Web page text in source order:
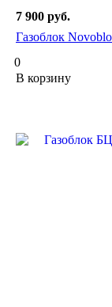
7 900 руб.
Газоблок
0
В корзину